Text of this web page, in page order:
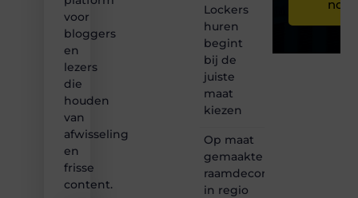
voor
bloggers
en
lezers
die
houden
van
afwisseling
en
frisse
content.
Lockers
huren
begint
bij de
juiste
maat
kiezen
Op maat
gemaakte
raamdecoratie
in regio
nog